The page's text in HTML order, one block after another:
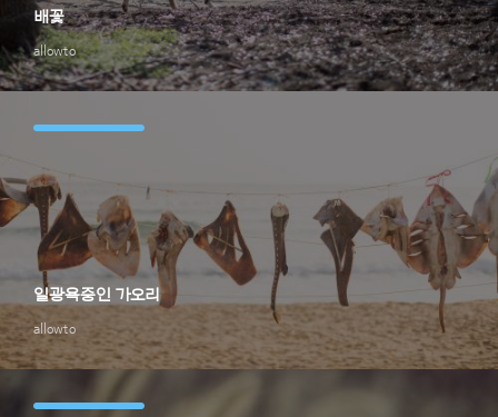
allowto
배꽃
allowto
일광욕중인 가오리